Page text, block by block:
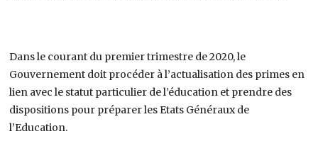
Dans le courant du premier trimestre de 2020, le
Gouvernement doit procéder à l’actualisation des primes en
lien avec le statut particulier de l’éducation et prendre des
dispositions pour préparer les Etats Généraux de
l’Education.